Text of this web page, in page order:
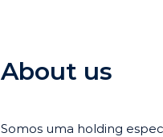
About us
Somos uma holding